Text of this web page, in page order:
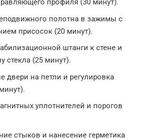
профиля (30 минут).
полотна в зажимы с
присосок (20 минут).
штанги к стене и
стекла (25 минут).
двери на петли и регулировка
уплотнителей и порогов
стыков и нанесение герметика